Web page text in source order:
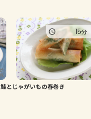
鮭とじゃがいもの春巻き
15分